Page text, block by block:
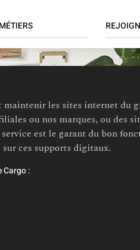
MÉTIERS
/ Finance
/ Réseaux
SI / BI / Organisation
les sites internet du
ou nos marques, ou des
est le garant du bon
ces supports digitaux.
Cargo :